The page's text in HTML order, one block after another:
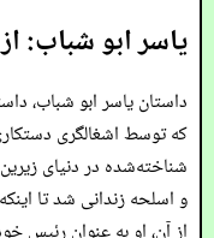
یاسر ابو شباب:
داستان یاسر ابو شباب،
که توسط اشغالگری
شناخته‌شده در دنیای